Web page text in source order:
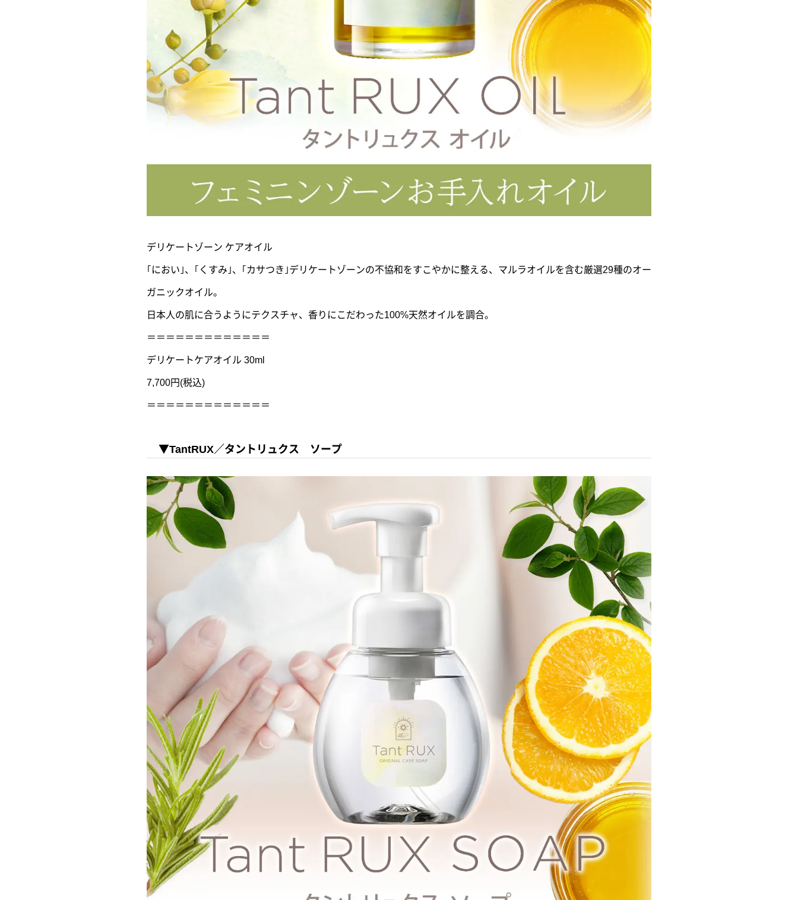
デリケートゾーン ケアオイル
｢におい｣、｢くすみ｣、｢カサつき｣デリケートゾーンの不協和をすこやかに整える、マルラオイルを含む厳選29種のオー
ガニックオイル。
日本人の肌に合うようにテクスチャ、香りにこだわった100%天然オイルを調合。
＝＝＝＝＝＝＝＝＝＝＝＝＝
デリケートケアオイル 30ml
7,700円(税込)
＝＝＝＝＝＝＝＝＝＝＝＝＝
▼TantRUX／タントリュクス ソープ